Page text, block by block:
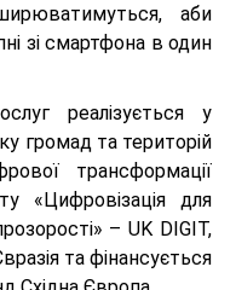
аби
зі смартфона в один
реалізується у
громад та територій
трансформації
«Цифровізація для
– UK DIGIT,
та фінансується